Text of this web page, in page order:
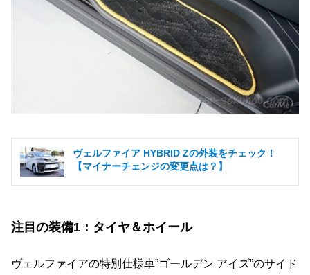
ヴェルファイア HYBRID Zの外装をチェック！
【マイナーチェンジの変更点は？】
注目の装備1：タイヤ＆ホイール
ヴェルファイアの特別仕様車”ゴールデン アイズ”のサイド